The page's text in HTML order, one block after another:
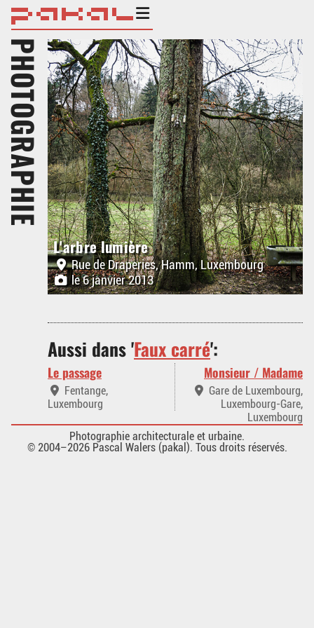
PHOTOGRAPHIE
L'arbre lumière
Rue de Draperies, Hamm, Luxembourg
le 6 janvier 2013
Aussi dans 'Faux carré':
Le passage
Fentange,
Luxembourg
Monsieur / Madame
Gare de Luxembourg,
Luxembourg-Gare,
Luxembourg
Photographie architecturale et urbaine.
© 2004–2026 Pascal Walers (pakal). Tous droits réservés.